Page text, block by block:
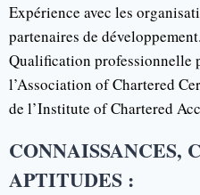
Expérience avec les
partenaires de développement.
Qualification professionnelle
l’Association of Chartered
de l’Institute of Chartered
CONNAISSANCES,
APTITUDES :